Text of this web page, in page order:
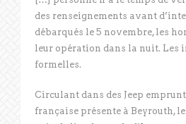
des renseignements avant
débarqués le 5 novembre, les
leur opération dans la nuit. Les
formelles.
Circulant dans des Jeep
française présente à Beyrouth,